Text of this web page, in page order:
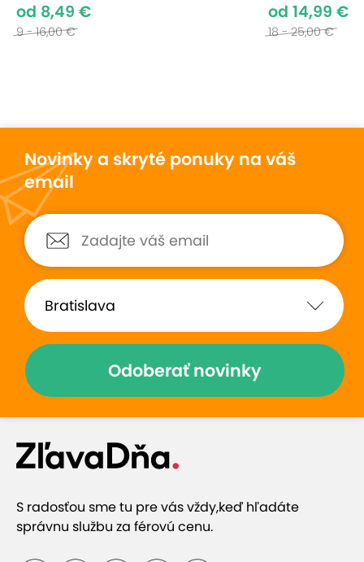
od 8,49 €
9 - 16,00 €
od 14,99 €
18 - 25,00 €
Novinky a skryté ponuky na váš
email
Odoberať novinky
S radosťou sme tu pre vás vždy,keď hľadáte
správnu službu za férovú cenu.